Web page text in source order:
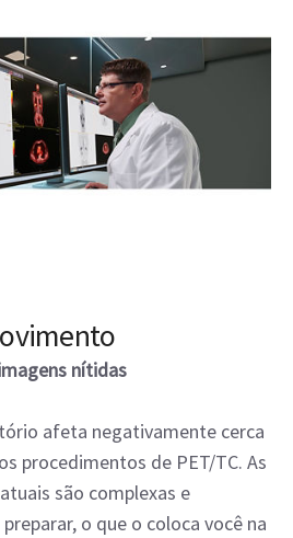
nítidas
afeta negativamente cerca
procedimentos de PET/TC. As
são complexas e
o que o coloca você na